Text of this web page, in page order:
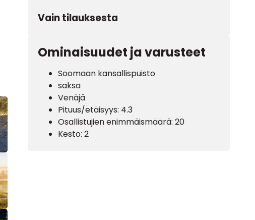
Vain tilauksesta
Ominaisuudet ja varusteet
Soomaan kansallispuisto
saksa
Venäjä
Pituus/etäisyys: 4.3
Osallistujien enimmäismäärä: 20
Kesto: 2